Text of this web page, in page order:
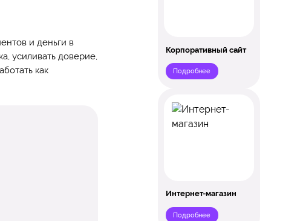
и деньги в
усиливать доверие,
как
Корпоративный сайт
Подробнее
Интернет-магазин
Подробнее